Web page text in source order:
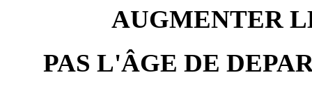
AUGMENTER
PAS L'ÂGE DE